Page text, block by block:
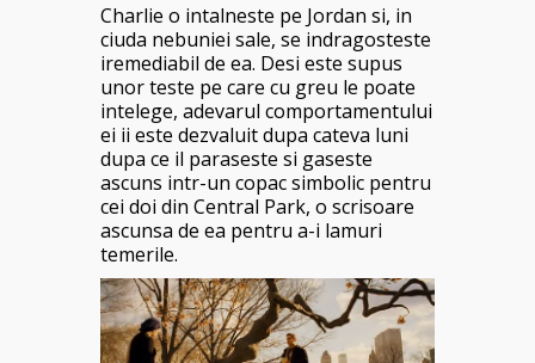
Charlie o intalneste pe Jordan si, in
ciuda nebuniei sale, se indragosteste
iremediabil de ea. Desi este supus
unor teste pe care cu greu le poate
intelege, adevarul comportamentului
ei ii este dezvaluit dupa cateva luni
dupa ce il paraseste si gaseste
ascuns intr-un copac simbolic pentru
cei doi din Central Park, o scrisoare
ascunsa de ea pentru a-i lamuri
temerile.